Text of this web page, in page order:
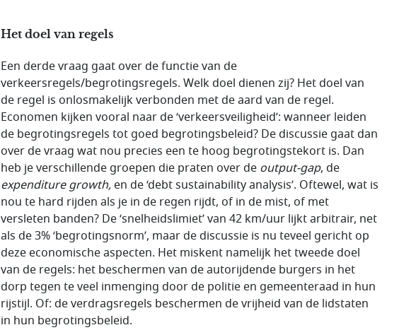
Het doel van regels
Een derde vraag gaat over de functie van de
verkeersregels/begrotingsregels. Welk doel dienen zij? Het doel van
de regel is onlosmakelijk verbonden met de aard van de regel.
Economen kijken vooral naar de ‘verkeersveiligheid’: wanneer leiden
de begrotingsregels tot goed begrotingsbeleid? De discussie gaat dan
over de vraag wat nou precies een te hoog begrotingstekort is. Dan
heb je verschillende groepen die praten over de output-gap, de
expenditure growth, en de ‘debt sustainability analysis’. Oftewel, wat is
nou te hard rijden als je in de regen rijdt, of in de mist, of met
versleten banden? De ‘snelheidslimiet’ van 42 km/uur lijkt arbitrair, net
als de 3% ‘begrotingsnorm’, maar de discussie is nu teveel gericht op
deze economische aspecten. Het miskent namelijk het tweede doel
van de regels: het beschermen van de autorijdende burgers in het
dorp tegen te veel inmenging door de politie en gemeenteraad in hun
rijstijl. Of: de verdragsregels beschermen de vrijheid van de lidstaten
in hun begrotingsbeleid.